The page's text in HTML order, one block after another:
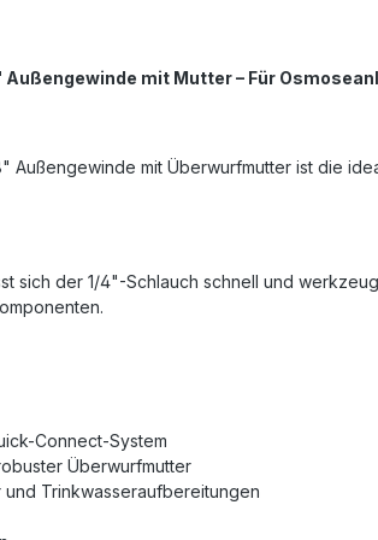
Außengewinde mit Mutter– Für
mit Überwurfmutter ist die
sich der 1/4"-Schlauch schnell und
Connect-System
Überwurfmutter
Trinkwasseraufbereitungen